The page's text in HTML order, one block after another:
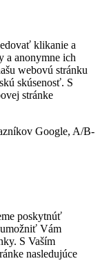
klikanie a
a anonymne ich
webovú stránku
skúsenosť. S
stránke
Google, A/B-
poskytnúť
Vám
S Vaším
nasledujúce